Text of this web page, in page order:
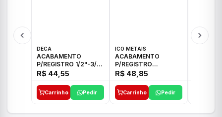
DECA
ACABAMENTO
P/REGISTRO 1/2"-3/4"
E 1"C21.PQ DECA
R$ 44,55
Carrinho Pedir
ICO METAIS
ACABAMENTO
P/REGISTRO
1/2"-3/4"-1" ACB M
CS 33 ICO
R$ 48,85
Carrinho Pedir